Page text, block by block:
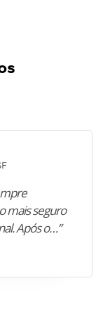
mais seguro
Após o…”